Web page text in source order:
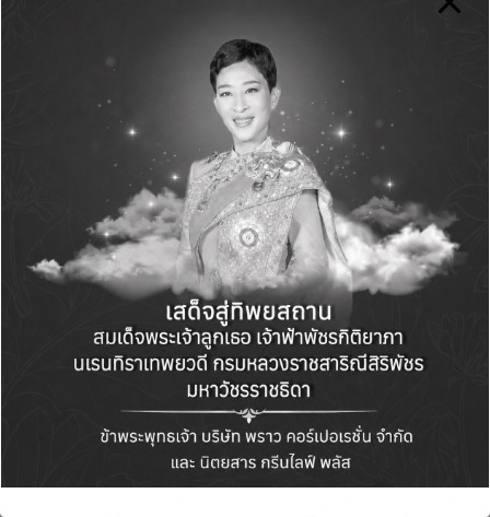
Green Life+
View All Posts
Post
navigation
PREVIOUS POST
การเคหะแห่งชาติเผย
แผนผุด Mixed Use ใน
เมืองชุมชนดินแดง ช่วย
NEXT POST
BEM จับมือ กทพ. คิก
ออฟโครงการ “ฟุตบอล
ปันสุข สนุกรอบสาย